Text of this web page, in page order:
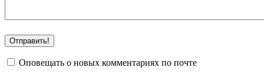
Оповещать о новых комментариях по почте